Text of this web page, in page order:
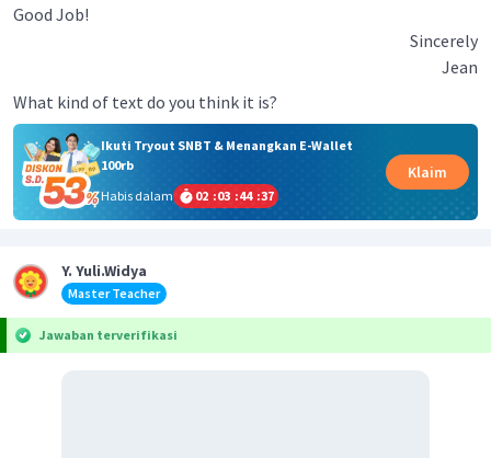
Good Job!
Sincerely
Jean
What kind of text do you think it is?
Ikuti Tryout SNBT & Menangkan E-Wallet
100rb
Habis dalam
02 :03 :44 :36
Klaim
Y. Yuli.Widya
Master Teacher
Jawaban terverifikasi